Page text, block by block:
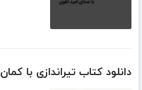
دانلود کتاب تیراندازى با کمان